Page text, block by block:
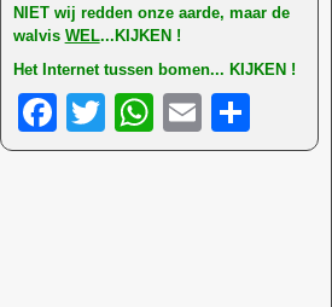
NIET wij redden onze aarde, maar de
walvis WEL...KIJKEN !
Het Internet tussen bomen... KIJKEN !
F
a
T
wi
W
h
E
m el